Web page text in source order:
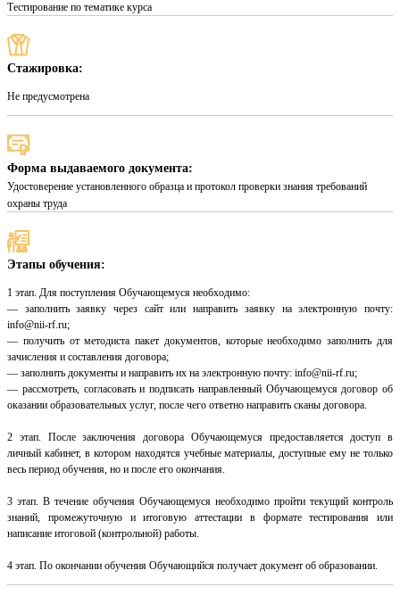
Тестирование по тематике курса
Стажировка:
Не предусмотрена
Форма выдаваемого документа:
Удостоверение установленного образца и протокол проверки знания требований
охраны труда
Этапы обучения:
1 этап. Для поступления Обучающемуся необходимо:
— заполнить заявку через сайт или направить заявку на электронную почту:
info@nii-rf.ru;
— получить от методиста пакет документов, которые необходимо заполнить для
зачисления и составления договора;
— заполнить документы и направить их на электронную почту: info@nii-rf.ru;
— рассмотреть, согласовать и подписать направленный Обучающемуся договор об
оказании образовательных услуг, после чего ответно направить сканы договора.
2 этап. После заключения договора Обучающемуся предоставляется доступ в
личный кабинет, в котором находятся учебные материалы, доступные ему не только
весь период обучения, но и после его окончания.
3 этап. В течение обучения Обучающемуся необходимо пройти текущий контроль
знаний, промежуточную и итоговую аттестации в формате тестирования или
написание итоговой (контрольной) работы.
4 этап. По окончании обучения Обучающийся получает документ об образовании.